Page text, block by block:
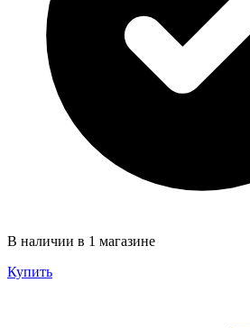
В наличии в 1 магазине
Купить